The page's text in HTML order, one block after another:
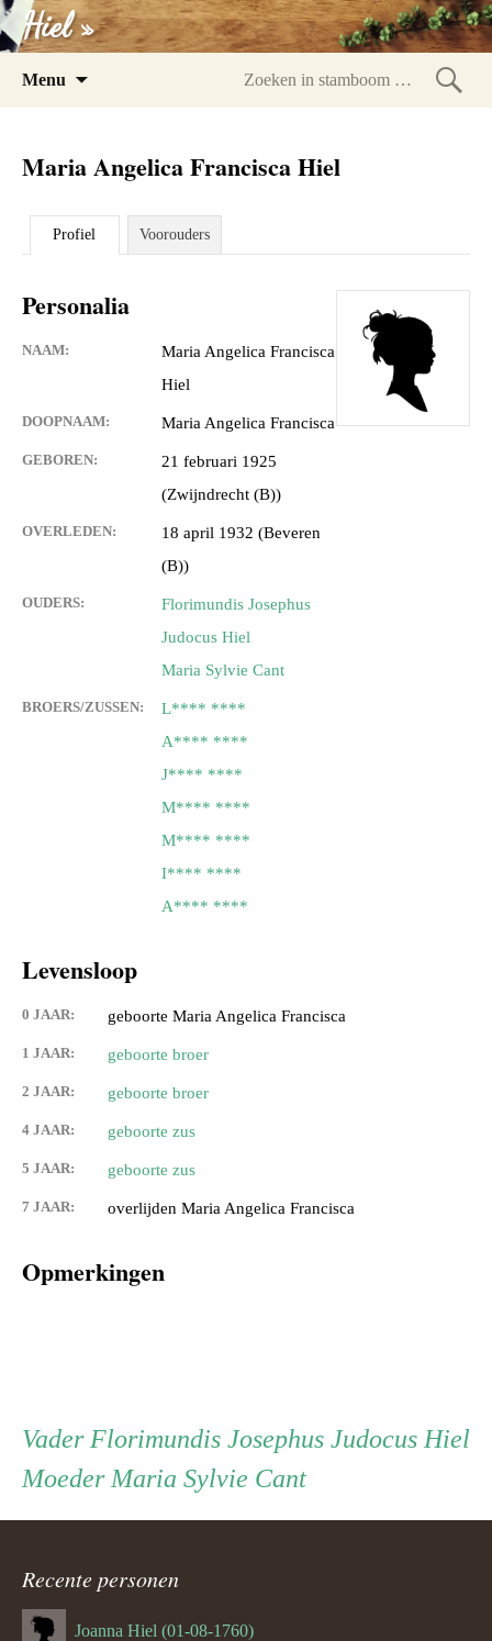
Hiel »
Menu
Maria Angelica Francisca Hiel
Profiel Voorouders
Personalia
NAAM:
Maria Angelica Francisca
Hiel
DOOPNAAM: Maria Angelica Francisca
GEBOREN:
21 februari 1925
(Zwijndrecht (B))
OVERLEDEN:
18 april 1932 (Beveren
(B))
OUDERS:
Florimundis Josephus
Judocus Hiel
Maria Sylvie Cant
BROERS/ZUSSEN:
L**** ****
A**** ****
J**** ****
M**** ****
M**** ****
I**** ****
A**** ****
Levensloop
0 JAAR: geboorte Maria Angelica Francisca
1 JAAR: geboorte broer
2 JAAR: geboorte broer
4 JAAR: geboorte zus
5 JAAR: geboorte zus
7 JAAR: overlijden Maria Angelica Francisca
Opmerkingen
Persoon
ouder
navigatie
Vader Vader
Florimundis Josephus Judocus Hiel
Moeder Moeder
Maria Sylvie Cant
Recente personen
Joanna Hiel (01-08-1760)